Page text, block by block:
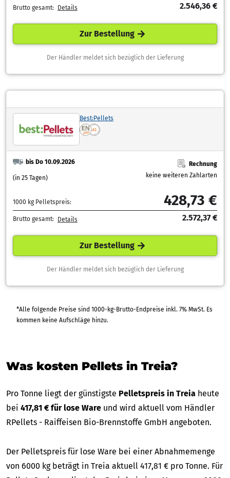
Brutto gesamt: Details 2.546,36 €
Zur Bestellung
Der Händler meldet sich bezüglich der Lieferung
Best:Pellets
bis Do 10.09.2026
(in 25 Tagen)
Rechnung
keine weiteren Zahlarten
1000 kg Pelletspreis: 428,73 €
Brutto gesamt: Details 2.572,37 €
Zur Bestellung
Der Händler meldet sich bezüglich der Lieferung
*Alle folgende Preise sind 1000-kg-Brutto-Endpreise inkl. 7% MwSt. Es
kommen keine Aufschläge hinzu.
Was kosten Pellets in Treia?
Pro Tonne liegt der günstigste Pelletspreis in Treia heute
bei 417,81 € für lose Ware und wird aktuell vom Händler
RPellets - Raiffeisen Bio-Brennstoffe GmbH angeboten.
Der Pelletspreis für lose Ware bei einer Abnahmemenge
von 6000 kg beträgt in Treia aktuell 417,81 € pro Tonne. Für